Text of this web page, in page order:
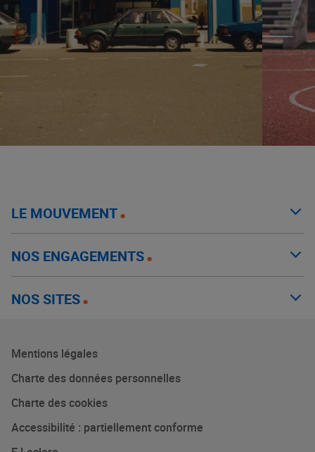
LE MOUVEMENT
NOS ENGAGEMENTS
NOS SITES
Mentions légales
Charte des données personnelles
Charte des cookies
Accessibilité : partiellement conforme